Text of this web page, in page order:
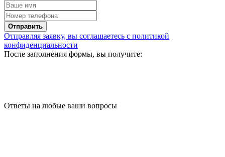
Отправить
Отправляя заявку, вы соглашаетесь с политикой
конфиденциальности
После заполнения формы, вы получите:
Ответы на любые ваши вопросы